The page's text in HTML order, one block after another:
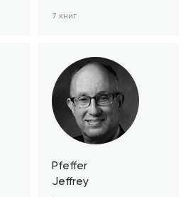
7 книг
Pfeffer
Jeffrey